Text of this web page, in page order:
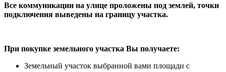
Все коммуникации на улице проложены под землей, точки
подключения выведены на границу участка.
При покупке земельного участка Вы получаете:
Земельный участок выбранной вами площади с